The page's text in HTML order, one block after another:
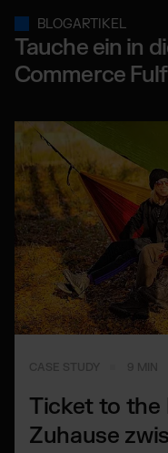
BLOGARTIKEL
Tauche ein in
Commerce
Ticket to the
Zuhause